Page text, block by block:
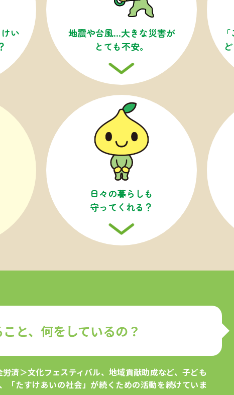
い
地震や台風…大きな災害が
とても不安。
日々の暮らしも
守ってくれる？
と、何をしているの？
済＞文化フェスティバル、地域貢献助成など、子ども
「たすけあいの社会」が続くための活動を続けていま